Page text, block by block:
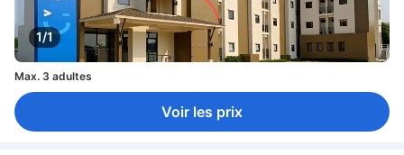
1/1
Max. 3 adultes
Voir les prix